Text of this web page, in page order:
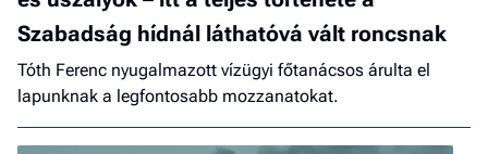
Szabadság hídnál láthatóvá vált roncsnak
Tóth Ferenc nyugalmazott vízügyi főtanácsos árulta el
lapunknak a legfontosabb mozzanatokat.